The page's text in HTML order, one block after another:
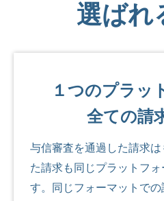
選ばれ
１つのプラッ
全ての請
与信審査を通過した請求
た請求も同じプラットフ
す。同じフォーマットで